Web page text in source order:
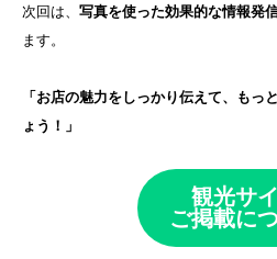
次回は、 写真を使った効果的な情報発
ます。
「お店の魅力をしっかり伝えて、もっ
ょう！」
観光サ
ご掲載に